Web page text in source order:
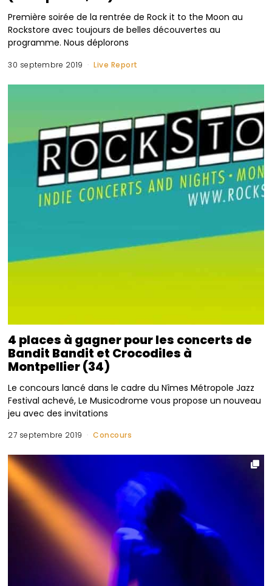
Première soirée de la rentrée de Rock it to the Moon au
Rockstore avec toujours de belles découvertes au
programme. Nous déplorons
30 septembre 2019 Live Report
4 places à gagner pour les concerts de
Bandit Bandit et Crocodiles à
Montpellier (34)
Le concours lancé dans le cadre du Nîmes Métropole Jazz
Festival achevé, Le Musicodrome vous propose un nouveau
jeu avec des invitations
27 septembre 2019 Concours